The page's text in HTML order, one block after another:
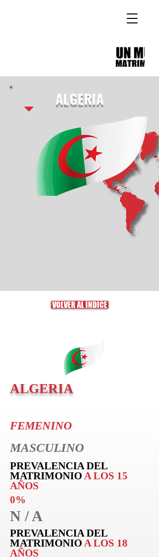
ALGERIA
VOLVER AL ÍNDICE
ALGERIA
FEMENINO
MASCULINO
PREVALENCIA DEL
MATRIMONIOA LOS 15
AÑOS
0%
N / A
PREVALENCIA DEL
MATRIMONIOA LOS 18
AÑOS